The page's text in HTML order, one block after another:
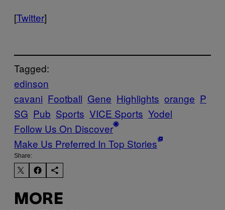
[Twitter]
Tagged:
edinson
cavani Football Gene Highlights orange P
SG Pub Sports VICE Sports Yodel
Follow Us On Discover
Make Us Preferred In Top Stories
Share:
MORE